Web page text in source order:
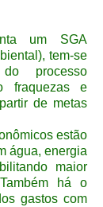
um SGA
tem-se
processo
fraquezas e
de metas
estão
água, energia
maior
há o
gastos com